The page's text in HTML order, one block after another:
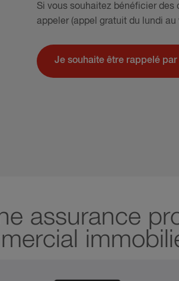
Si vous souhaitez bénéficier des
appeler (appel gratuit du lundi au
Je souhaite être rappelé
assurance